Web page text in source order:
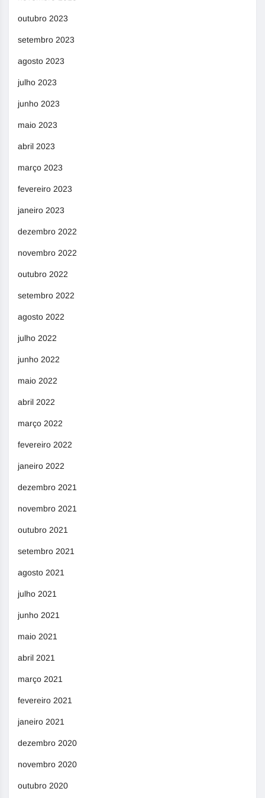
outubro 2023
setembro 2023
agosto 2023
julho 2023
junho 2023
maio 2023
abril 2023
março 2023
fevereiro 2023
janeiro 2023
dezembro 2022
novembro 2022
outubro 2022
setembro 2022
agosto 2022
julho 2022
junho 2022
maio 2022
abril 2022
março 2022
fevereiro 2022
janeiro 2022
dezembro 2021
novembro 2021
outubro 2021
setembro 2021
agosto 2021
julho 2021
junho 2021
maio 2021
abril 2021
março 2021
fevereiro 2021
janeiro 2021
dezembro 2020
novembro 2020
outubro 2020